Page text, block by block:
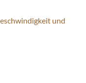
und